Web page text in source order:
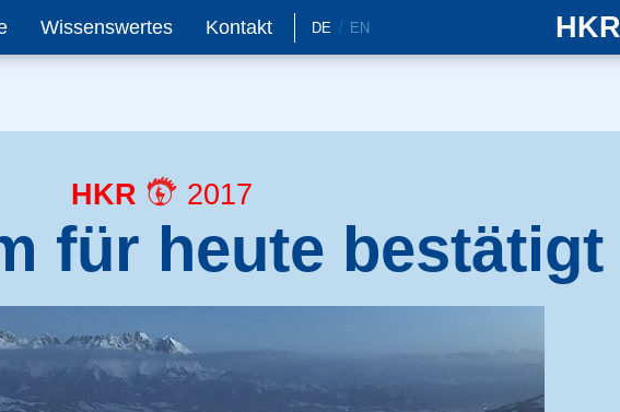
Wissenswertes Kontakt DE EN HKR
HKR 2017
für heute bestätigt